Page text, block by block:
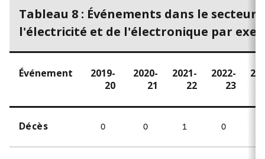
Tableau 8 : Événements dans le secteur
l'électricité et de l'électronique par
Événement
2019-
20
2020-
21
2021-
22
2022-
23
Décès 0 0 1 0